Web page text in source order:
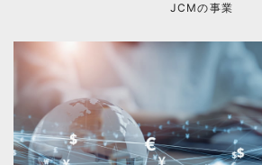
JCMの事業